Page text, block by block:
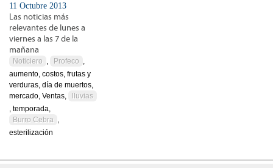
11 Octubre 2013
Las noticias más
relevantes de lunes a
viernes a las 7 de la
mañana
Noticiero , Profeco ,
aumento, costos, frutas y
verduras, día de muertos,
mercado, Ventas,
lluvias
, temporada,
Burro Cebra ,
esterilización